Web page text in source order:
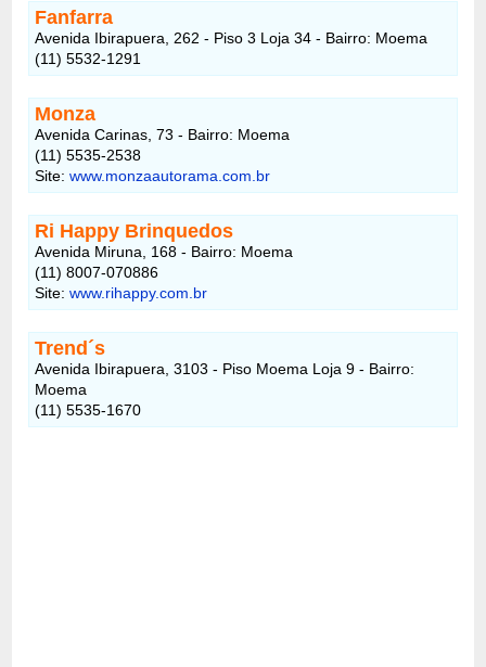
Fanfarra
Avenida Ibirapuera, 262 - Piso 3 Loja 34 - Bairro: Moema
(11) 5532-1291
Monza
Avenida Carinas, 73 - Bairro: Moema
(11) 5535-2538
Site:www.monzaautorama.com.br
Ri Happy Brinquedos
Avenida Miruna, 168 - Bairro: Moema
(11) 8007-070886
Site:www.rihappy.com.br
Trend´s
Avenida Ibirapuera, 3103 - Piso Moema Loja 9 - Bairro:
Moema
(11) 5535-1670